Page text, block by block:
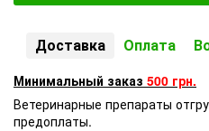
Доставка Оплата
Минимальный заказ 500 грн.
Ветеринарные препараты
предоплаты.